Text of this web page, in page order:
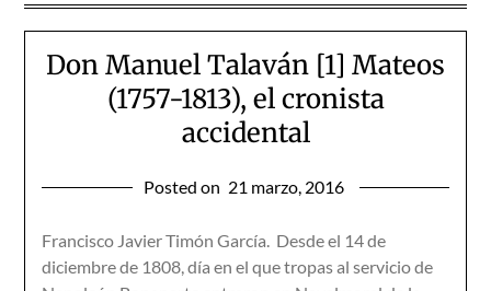
Don Manuel Talaván [1] Mateos
(1757-1813), el cronista
accidental
Posted on 21 marzo, 2016
Francisco Javier Timón García. Desde el 14 de
diciembre de 1808, día en el que tropas al servicio de